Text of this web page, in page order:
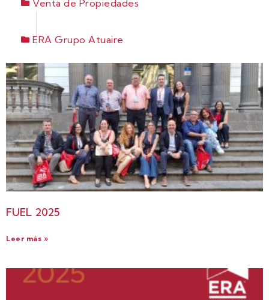
Venta de Propiedades
ERA Grupo Atuaire
FUEL 2025
Leer más »